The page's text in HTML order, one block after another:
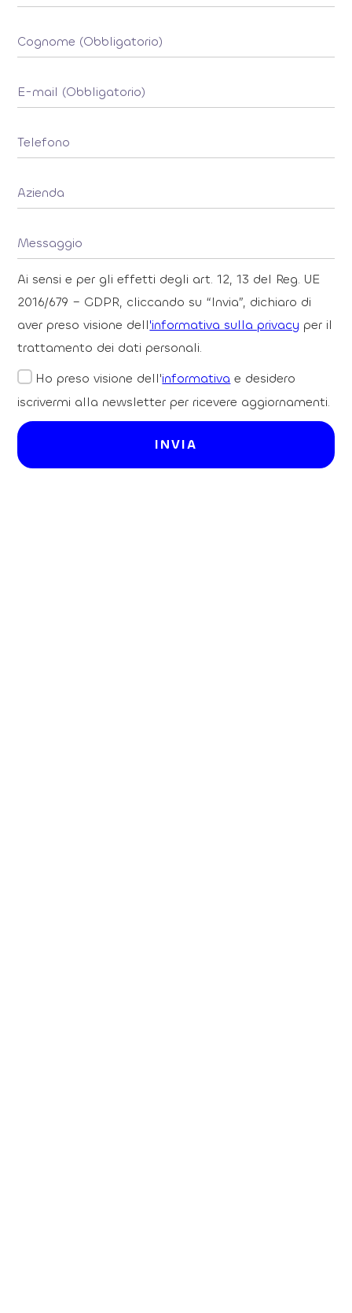
Ai sensi e per gli effetti degli art. 12, 13 del Reg. UE
2016/679 – GDPR, cliccando su “Invia”, dichiaro di
aver preso visione dell'informativa sulla privacy per il
trattamento dei dati personali.
Ho preso visione dell'informativa e desidero
iscrivermi alla newsletter per ricevere aggiornamenti.